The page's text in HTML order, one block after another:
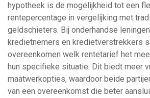
hypotheek is de mogelijkheid tot een
rentepercentage in vergelijking met
geldschieters. Bij onderhandse
kredietnemers en kredietverstrekkers
overeenkomen welk rentetarief het
hun specifieke situatie. Dit biedt meer
maatwerkopties, waardoor beide
van een overeenkomst die beter